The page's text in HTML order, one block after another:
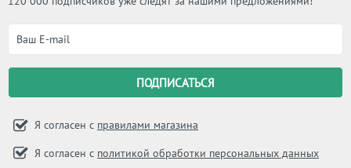
Я согласен с правилами магазина
Я согласен с политикой обработки персональных данных